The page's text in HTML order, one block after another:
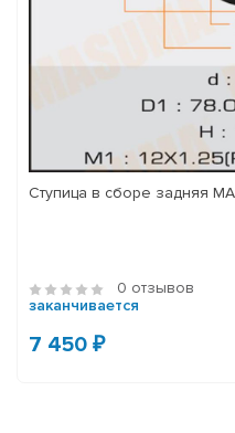
Ступица в сборе задняя
0 отзывов
заканчивается
7 450 ₽